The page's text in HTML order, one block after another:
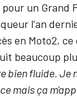
un Grand
l'an
en Moto2,
beaucoup
bien fluide. Je
mais ça